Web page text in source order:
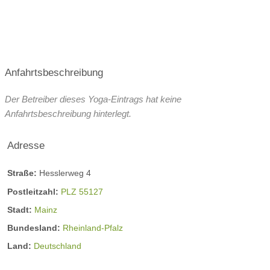
Anfahrtsbeschreibung
Der Betreiber dieses Yoga-Eintrags hat keine
Anfahrtsbeschreibung hinterlegt.
Adresse
Straße: Hesslerweg 4
Postleitzahl: PLZ 55127
Stadt: Mainz
Bundesland: Rheinland-Pfalz
Land: Deutschland